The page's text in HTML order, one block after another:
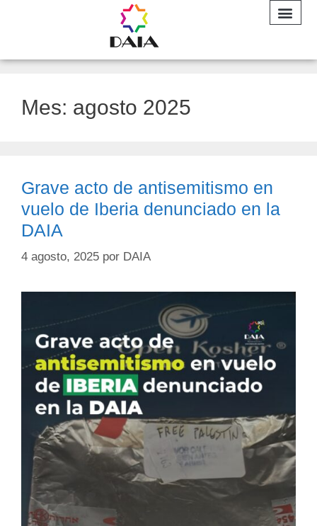
Mes: agosto 2025
Grave acto de antisemitismo en
vuelo de Iberia denunciado en la
DAIA
4 agosto, 2025 por DAIA